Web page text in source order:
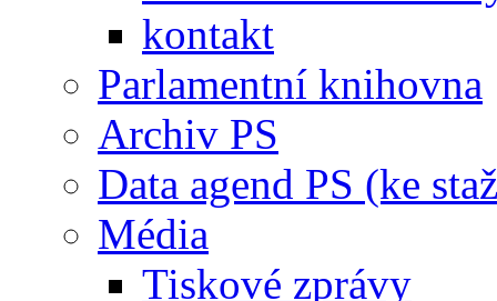
kontakt
Parlamentní knihovna
Archiv PS
Data agend PS (ke
Média
Tiskové zprávy